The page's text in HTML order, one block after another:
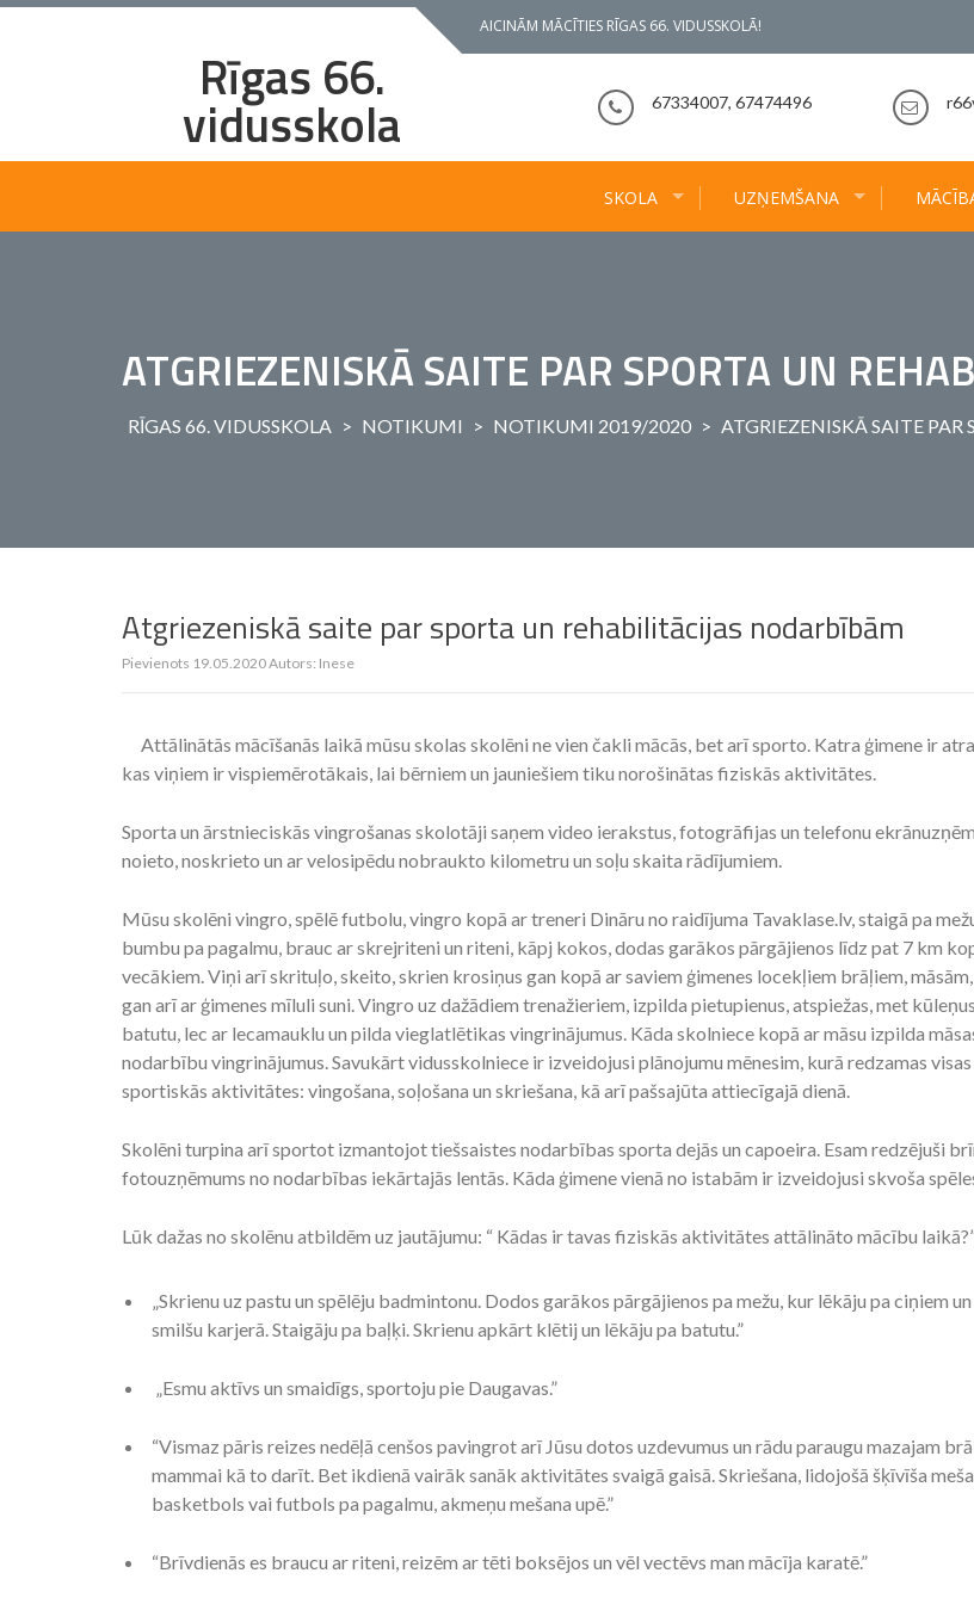
Skip
AICINĀM MĀCĪTIES RĪGAS 66. VIDUSSKOLĀ!
Rīgas 66.
vidusskola 67334007, 67474496
SKOLA UZŅEMŠANA
ATGRIEZENISKĀ SAITE PAR SPORTA UN
RĪGAS 66. VIDUSSKOLA > NOTIKUMI > NOTIKUMI 2019/2020 > ATGRIEZENISKĀ SAITE
Atgriezeniskā saite par sporta un rehabilitācijas nodarbībām
Pievienots 19.05.2020Autors: Inese
Attālinātās mācīšanās laikā mūsu skolas skolēni ne vien čakli mācās, bet arī sporto. Katra ģimene ir
kas viņiem ir vispiemērotākais, lai bērniem un jauniešiem tiku norošinātas fiziskās aktivitātes.
Sporta un ārstnieciskās vingrošanas skolotāji saņem video ierakstus, fotogrāfijas un telefonu
noieto, noskrieto un ar velosipēdu nobraukto kilometru un soļu skaita rādījumiem.
Mūsu skolēni vingro, spēlē futbolu, vingro kopā ar treneri Dināru no raidījuma Tavaklase.lv, staigā pa
bumbu pa pagalmu, brauc ar skrejriteni un riteni, kāpj kokos, dodas garākos pārgājienos līdz pat 7 km
vecākiem. Viņi arī skrituļo, skeito, skrien krosiņus gan kopā ar saviem ģimenes locekļiem brāļiem,
gan arī ar ģimenes mīluli suni. Vingro uz dažādiem trenažieriem, izpilda pietupienus, atspiežas, met
batutu, lec ar lecamauklu un pilda vieglatlētikas vingrinājumus. Kāda skolniece kopā ar māsu izpilda
nodarbību vingrinājumus. Savukārt vidusskolniece ir izveidojusi plānojumu mēnesim, kurā redzamas
sportiskās aktivitātes: vingošana, soļošana un skriešana, kā arī pašsajūta attiecīgajā dienā.
Skolēni turpina arī sportot izmantojot tiešsaistes nodarbības sporta dejās un capoeira. Esam redzējuši
fotouzņēmums no nodarbības iekārtajās lentās. Kāda ģimene vienā no istabām ir izveidojusi skvoša
Lūk dažas no skolēnu atbildēm uz jautājumu: “ Kādas ir tavas fiziskās aktivitātes attālināto mācību
„Skrienu uz pastu un spēlēju badmintonu. Dodos garākos pārgājienos pa mežu, kur lēkāju pa ciņiem
smilšu karjerā. Staigāju pa baļķi. Skrienu apkārt klētij un lēkāju pa batutu.”
„Esmu aktīvs un smaidīgs, sportoju pie Daugavas.”
“Vismaz pāris reizes nedēļā cenšos pavingrot arī Jūsu dotos uzdevumus un rādu paraugu mazajam
mammai kā to darīt. Bet ikdienā vairāk sanāk aktivitātes svaigā gaisā. Skriešana, lidojošā šķīvīša
basketbols vai futbols pa pagalmu, akmeņu mešana upē.”
“Brīvdienās es braucu ar riteni, reizēm ar tēti boksējos un vēl vectēvs man mācīja karatē.”